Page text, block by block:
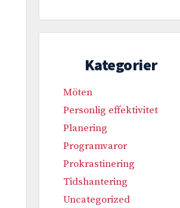
Kategorier
Möten
Personlig effektivitet
Planering
Programvaror
Prokrastinering
Tidshantering
Uncategorized